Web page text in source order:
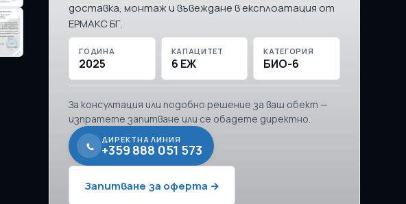
доставка, монтаж и въвеждане в експлоатация от
ЕРМАКС БГ.
ГОДИНА
2025
КАПАЦИТЕТ
6 ЕЖ
КАТЕГОРИЯ
БИО-6
За консултация или подобно решение за ваш обект —
изпратете запитване или се обадете директно.
ДИРЕКТНА ЛИНИЯ
+359 888 051 573
Запитване за оферта →